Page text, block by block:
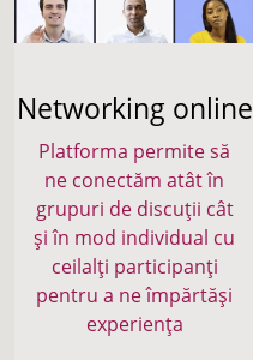
Networking online
Platforma permite să
ne conectăm atât în
grupuri de discuții cât
și în mod individual cu
ceilalți participanți
pentru a ne împărtăși
experiența